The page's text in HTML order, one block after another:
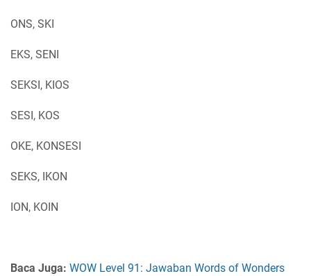
ONS, SKI
EKS, SENI
SEKSI, KIOS
SESI, KOS
OKE, KONSESI
SEKS, IKON
ION, KOIN
Baca Juga: WOW Level 91: Jawaban Words of Wonders